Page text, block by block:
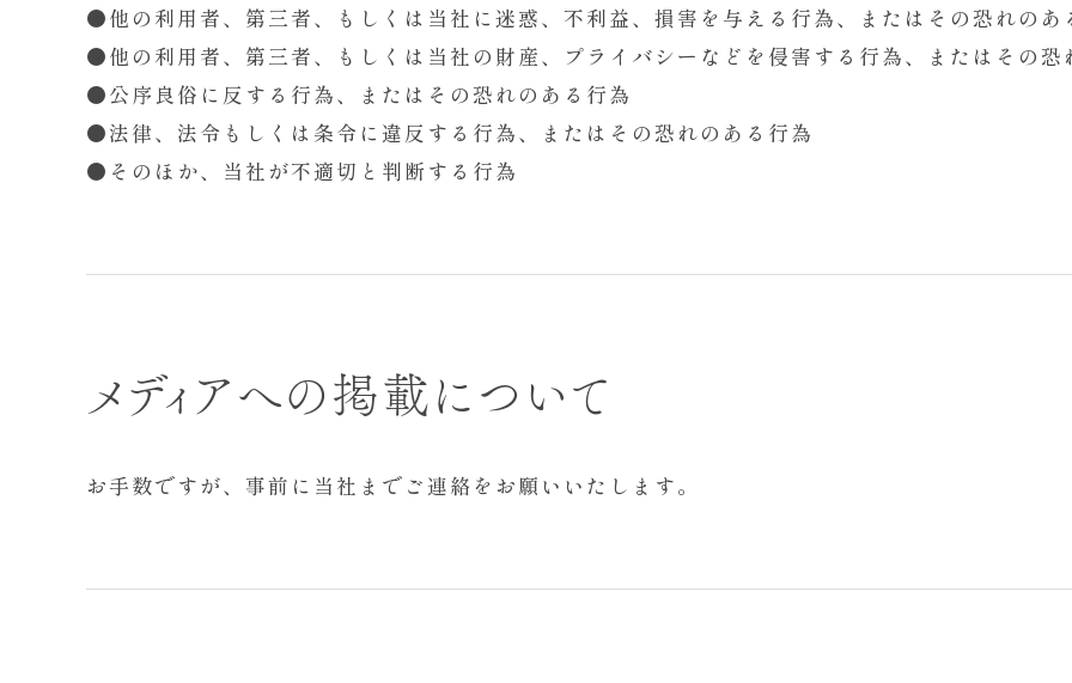
●他の利用者、第三者、もしくは当社に迷惑、不利益、損害を与える行為、またはその恐れのあ
●他の利用者、第三者、もしくは当社の財産、プライバシーなどを侵害する行為、またはその恐
●公序良俗に反する行為、またはその恐れのある行為
●法律、法令もしくは条令に違反する行為、またはその恐れのある行為
●そのほか、当社が不適切と判断する行為
メディアへの掲載について
お手数ですが、事前に当社までご連絡をお願いいたします。